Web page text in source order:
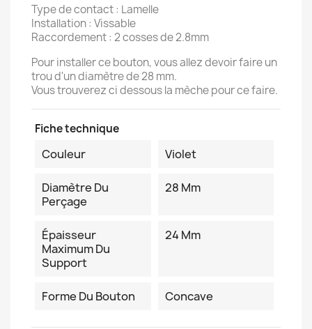
Type de contact : Lamelle
Installation : Vissable
Raccordement : 2 cosses de 2.8mm
Pour installer ce bouton, vous allez devoir faire un
trou d'un diamètre de 28 mm.
Vous trouverez ci dessous la mèche pour ce faire.
Fiche technique
Couleur Violet
Diamètre Du
Perçage
28 Mm
Épaisseur
Maximum Du
Support
24 Mm
Forme Du Bouton Concave